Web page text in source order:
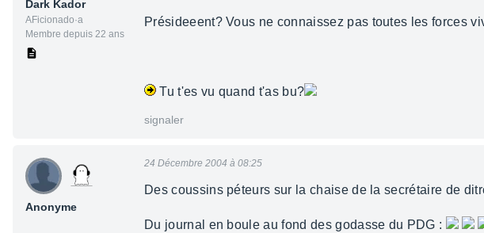
Dark Kador
AFicionado·a
Membre depuis 22 ans
Présideeent? Vous ne connaissez pas toutes les forces
Tu t'es vu quand t'as bu?
signaler
Anonyme
24 Décembre 2004 à 08:25
Des coussins péteurs sur la chaise de la secrétaire de
Du journal en boule au fond des godasse du PDG :